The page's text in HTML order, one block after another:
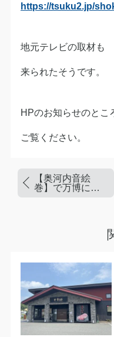
https://tsuku2.jp/
地元テレビの取材も
来られたそうです。
HPのお知らせのとこ
ご覧ください。
【奥河内音絵
巻】で万博に出